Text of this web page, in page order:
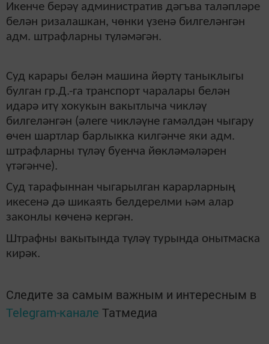
Икенче берәү административ дәгъва таләпләре
белән ризалашкан, чөнки үзенә билгеләнгән
адм. штрафларны түләмәгән.
Суд карары белән машина йөртү таныклыгы
булган гр.Д.-га транспорт чаралары белән
идарә итү хокукын вакытлыча чикләү
билгеләнгән (әлеге чикләүне гамәлдән чыгару
өчен шартлар барлыкка килгәнче яки адм.
штрафларны түләү буенча йөкләмәләрен
үтәгәнче).
Суд тарафыннан чыгарылган карарларның
икесенә дә шикаять белдерелми һәм алар
законлы көченә кергән.
Штрафны вакытында түләү турында онытмаска
кирәк.
Следите за самым важным и интересным в
Telegram-канале Татмедиа